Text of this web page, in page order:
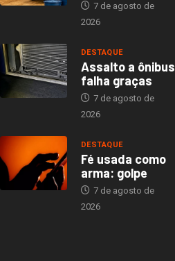
7 de agosto de
2026
DESTAQUE
Assalto a ônibus
falha graças
7 de agosto de
2026
DESTAQUE
Fé usada como
arma: golpe
7 de agosto de
2026